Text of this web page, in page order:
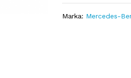
C212
Marka: Mercedes-